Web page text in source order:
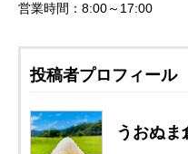
営業時間：8:00～17:00
投稿者プロフィール
うおぬま